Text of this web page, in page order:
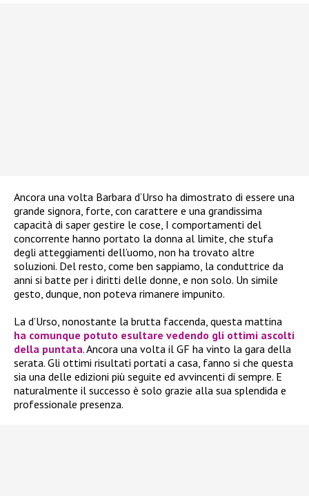
Ancora una volta Barbara d’Urso ha dimostrato di essere una
grande signora, forte, con carattere e una grandissima
capacità di saper gestire le cose, I comportamenti del
concorrente hanno portato la donna al limite, che stufa
degli atteggiamenti dell’uomo, non ha trovato altre
soluzioni. Del resto, come ben sappiamo, la conduttrice da
anni si batte per i diritti delle donne, e non solo. Un simile
gesto, dunque, non poteva rimanere impunito.
La d’Urso, nonostante la brutta faccenda, questa mattina
ha comunque potuto esultare vedendo gli ottimi ascolti
della puntata. Ancora una volta il GF ha vinto la gara della
serata. Gli ottimi risultati portati a casa, fanno si che questa
sia una delle edizioni più seguite ed avvincenti di sempre. E
naturalmente il successo è solo grazie alla sua splendida e
professionale presenza.